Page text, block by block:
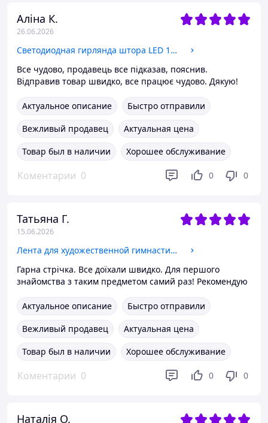
Аліна К.
26.06.2026
Светодиодная гирлянда штора LED 156 лампочек с коннектором: размер 2х1,5м (теплый белый цвет) Белый
Все чудово, продавець все підказав, пояснив.
Відправив товар швидко, все працює чудово. Дякую!
Актуальное описание
Быстро отправили
Вежливый продавец
Актуальная цена
Товар был в наличии
Хорошее обслуживание
Коментарии 0 0 0
Татьяна Г.
15.06.2026
Лента для художественной гимнастики с палочкой фиолетовая SP-Sport 2852-1 длина 6м Purple
Гарна стрічка. Все доїхали швидко. Для першого
знайомства з таким предметом самий раз! Рекомендую
Актуальное описание
Быстро отправили
Вежливый продавец
Актуальная цена
Товар был в наличии
Хорошее обслуживание
Коментарии 0 0 0
Наталія О.